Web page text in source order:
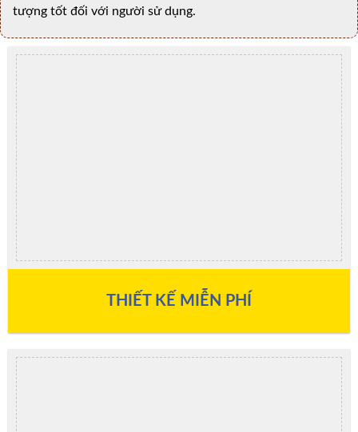
tượng tốt đối với người sử dụng.
THIẾT KẾ MIỄN PHÍ